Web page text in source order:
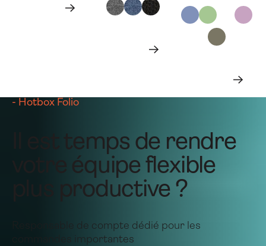
- Hotbox Folio
Il est temps de rendre
votre équipe flexible
plus productive ?
Responsable de compte dédié pour les
commandes importantes